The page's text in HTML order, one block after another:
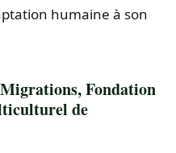
humaine à son
Fondation
de